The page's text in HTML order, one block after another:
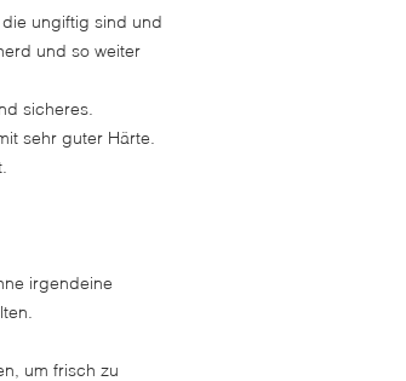
ungiftig sind und
und so weiter
sicheres.
sehr guter Härte.
irgendeine
um frisch zu